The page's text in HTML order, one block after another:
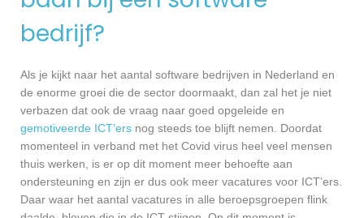
bedrijf?
Als je kijkt naar het aantal software bedrijven in Nederland en
de enorme groei die de sector doormaakt, dan zal het je niet
verbazen dat ook de vraag naar goed opgeleide en
gemotiveerde ICT’ers nog steeds toe blijft nemen. Doordat
momenteel in verband met het Covid virus heel veel mensen
thuis werken, is er op dit moment meer behoefte aan
ondersteuning en zijn er dus ook meer vacatures voor ICT’ers.
Daar waar het aantal vacatures in alle beroepsgroepen flink